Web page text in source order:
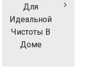
Для
Идеальной
Чистоты В
Доме